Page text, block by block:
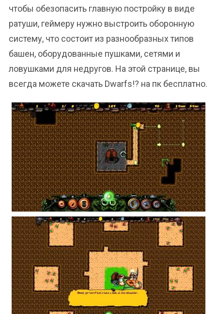
чтобы обезопасить главную постройку в виде
ратуши, геймеру нужно выстроить оборонную
систему, что состоит из разнообразных типов
башен, оборудованные пушками, сетями и
ловушками для недругов. На этой странице, вы
всегда можете скачать Dwarfs!? на пк бесплатно.